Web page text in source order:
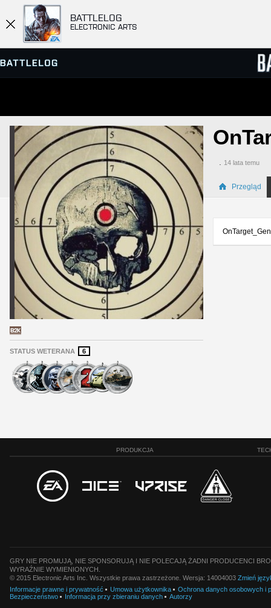
BATTLELOG
ELECTRONIC ARTS
PRZEGLĄDARKA SERWERÓW
GRY
STATUS WETERANA 6
14 lata temu
Przegląd
PRODUKCJA
GRY NIE PROMUJĄ, NIE SPONSORUJĄ I NIE POLECAJĄ ŻADNI PRODUCENCI
WYRAŹNIE WYMIENIONYCH.
© 2015 Electronic Arts Inc. Wszystkie prawa zastrzeżone. Wersja: 14004003 Zmień
Informacje prawne i prywatność
Umowa użytkownika
Ochrona danych osobowych i
Bezpieczeństwo
Informacja przy zbieraniu danych Autorzy